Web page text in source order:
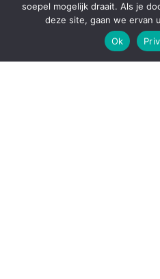
Ondersteund door
soepel mogelijk draait. Als je
deze site, gaan we ervan
Ok